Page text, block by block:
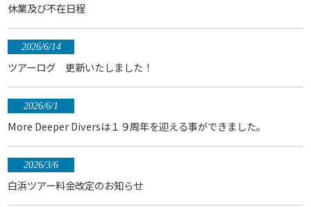
休業及び不在日程
2026/6/14
ツアーログ 更新いたしました！
2026/6/1
More Deeper Diversは１９周年を迎える事ができました。
2026/3/6
白浜ツアー料金改定のお知らせ